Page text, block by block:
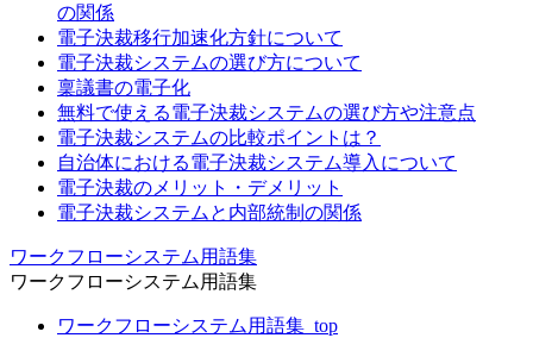
の関係
電子決裁移行加速化方針について
電子決裁システムの選び方について
稟議書の電子化
無料で使える電子決裁システムの選び方や注意点
電子決裁システムの比較ポイントは？
自治体における電子決裁システム導入について
電子決裁のメリット・デメリット
電子決裁システムと内部統制の関係
ワークフローシステム用語集
ワークフローシステム用語集
ワークフローシステム用語集_top